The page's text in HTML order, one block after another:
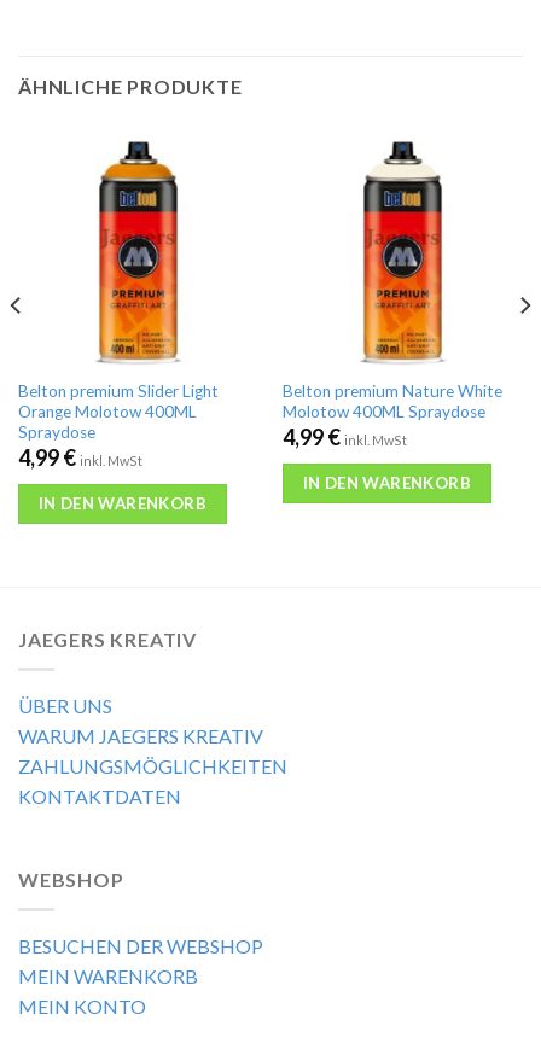
ÄHNLICHE PRODUKTE
Belton premium Slider Light
Orange Molotow 400ML
Spraydose
4,99€ inkl. MwSt
IN DEN WARENKORB
Belton premium Nature White
Molotow 400ML Spraydose
4,99€ inkl. MwSt
IN DEN WARENKORB
JAEGERS KREATIV
ÜBER UNS
WARUM JAEGERS KREATIV
ZAHLUNGSMÖGLICHKEITEN
KONTAKTDATEN
WEBSHOP
BESUCHEN DER WEBSHOP
MEIN WARENKORB
MEIN KONTO